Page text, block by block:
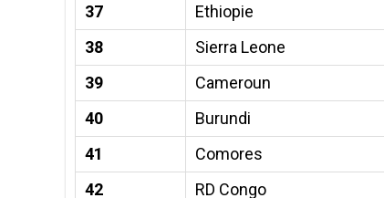
37
Ethiopie
38
Sierra Leone
39
Cameroun
40
Burundi
41
Comores
42
RD Congo